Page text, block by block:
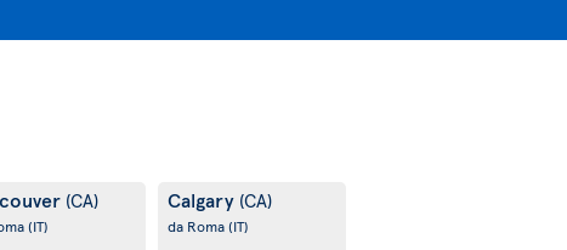
(CA)
(IT)
Calgary (CA)
da Roma(IT)